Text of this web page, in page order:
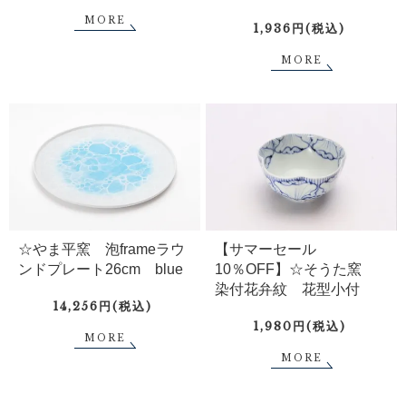
MORE
1,936円(税込)
MORE
☆やま平窯 泡frameラウ
ンドプレート26cm blue
14,256円(税込)
MORE
【サマーセール
10％OFF】☆そうた窯
染付花弁紋 花型小付
1,980円(税込)
MORE